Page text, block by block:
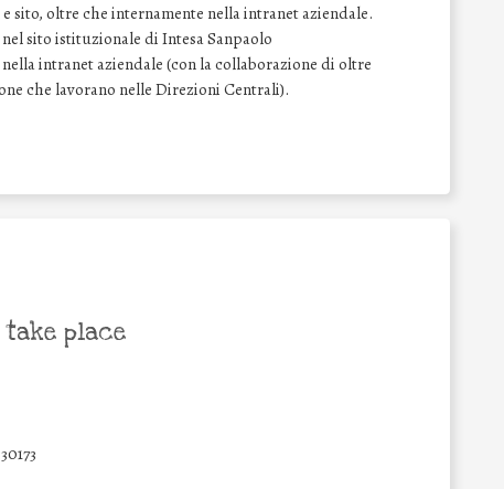
sito, oltre che internamente nella intranet aziendale.
sito istituzionale di Intesa Sanpaolo
intranet aziendale (con la collaborazione di oltre
che lavorano nelle Direzioni Centrali).
take place
30173